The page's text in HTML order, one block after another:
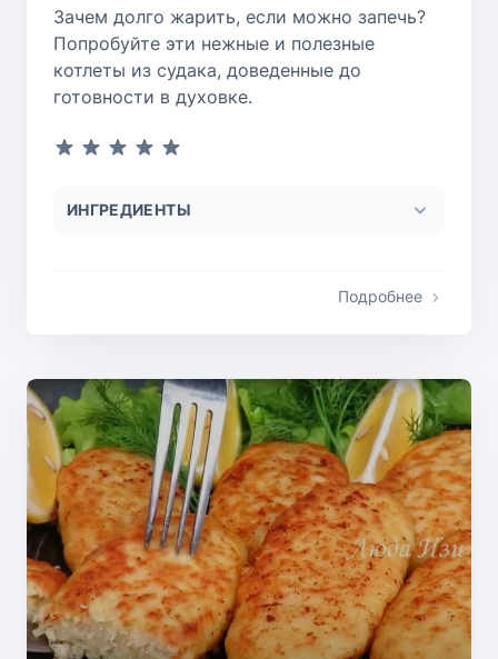
Зачем долго жарить, если можно запечь?
Попробуйте эти нежные и полезные
котлеты из судака, доведенные до
готовности в духовке.
ИНГРЕДИЕНТЫ
Подробнее